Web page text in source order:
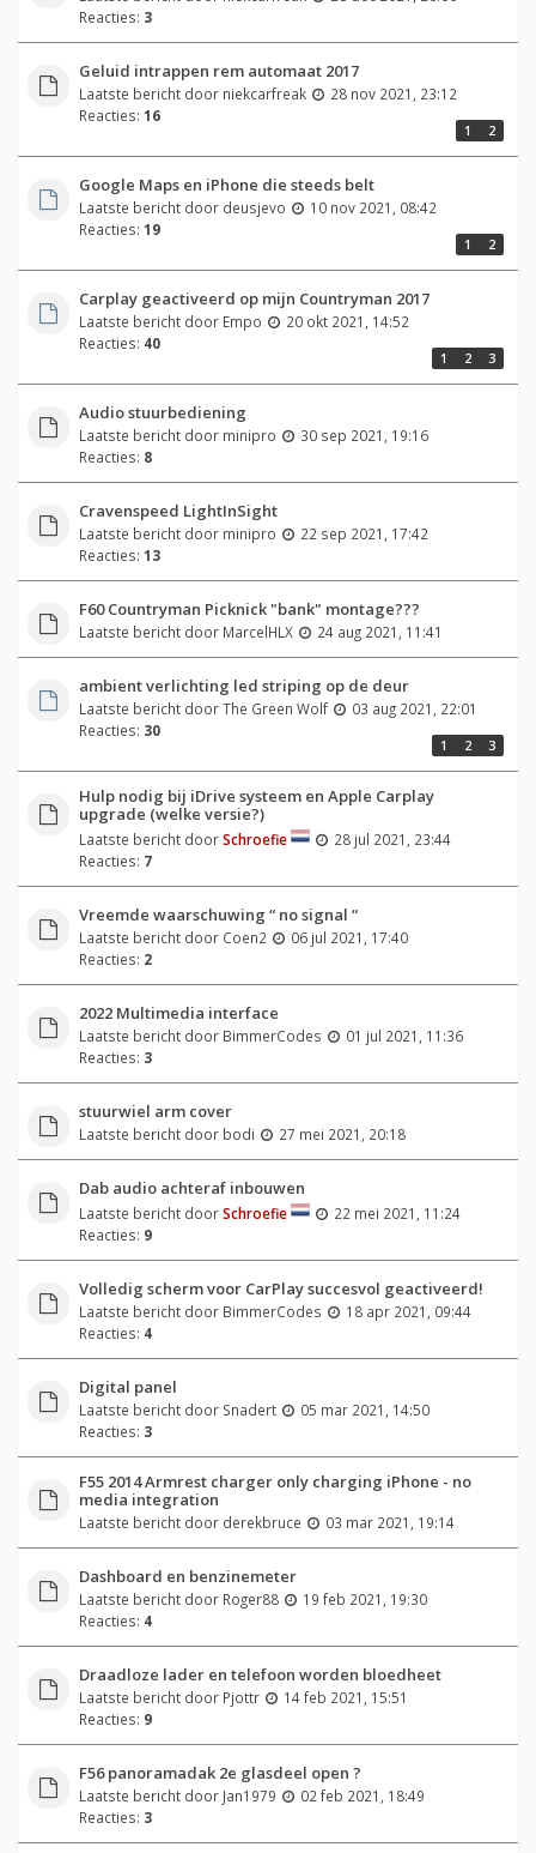
Reacties: 3
Geluid intrappen rem automaat 2017
Laatste bericht door niekcarfreak
28 nov 2021, 23:12
Reacties: 16
1 2
Google Maps en iPhone die steeds belt
Laatste bericht door deusjevo
10 nov 2021, 08:42
Reacties: 19
1 2
Carplay geactiveerd op mijn Countryman 2017
Laatste bericht door Empo
20 okt 2021, 14:52
Reacties: 40
1 2 3
Audio stuurbediening
Laatste bericht door minipro
30 sep 2021, 19:16
Reacties: 8
Cravenspeed LightInSight
Laatste bericht door minipro
22 sep 2021, 17:42
Reacties: 13
F60 Countryman Picknick "bank" montage???
Laatste bericht door MarcelHLX 24 aug 2021, 11:41
ambient verlichting led striping op de deur
Laatste bericht doorThe Green Wolf
03 aug 2021, 22:01
Reacties: 30
1 2 3
Hulp nodig bij iDrive systeem en Apple Carplay
upgrade (welke versie?)
Laatste bericht doorSchroefie
28 jul 2021, 23:44
Reacties: 7
Vreemde waarschuwing “ no signal “
Laatste bericht door Coen2
06 jul 2021, 17:40
Reacties: 2
2022 Multimedia interface
Laatste bericht door BimmerCodes
01 jul 2021, 11:36
Reacties: 3
stuurwiel arm cover
Laatste bericht door bodi 27 mei 2021, 20:18
Dab audio achteraf inbouwen
Laatste bericht doorSchroefie
22 mei 2021, 11:24
Reacties: 9
Volledig scherm voor CarPlay succesvol geactiveerd!
Laatste bericht door BimmerCodes
18 apr 2021, 09:44
Reacties: 4
Digital panel
Laatste bericht door Snadert
05 mar 2021, 14:50
Reacties: 3
F55 2014 Armrest charger only charging iPhone - no
media integration
Laatste bericht door derekbruce 03 mar 2021, 19:14
Dashboard en benzinemeter
Laatste bericht door Roger88
19 feb 2021, 19:30
Reacties: 4
Draadloze lader en telefoon worden bloedheet
Laatste bericht door Pjottr
14 feb 2021, 15:51
Reacties: 9
F56 panoramadak 2e glasdeel open ?
Laatste bericht door Jan1979
02 feb 2021, 18:49
Reacties: 3